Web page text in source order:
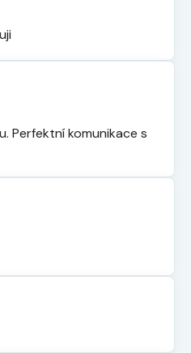
z 5 hvězdiček.
z 5 hvězdiček.
Perfektní komunikace s
z 5 hvězdiček.
z 5 hvězdiček.